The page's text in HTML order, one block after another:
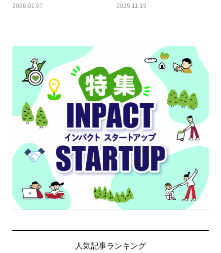
2026.01.07 2025.11.19
人気記事ランキング